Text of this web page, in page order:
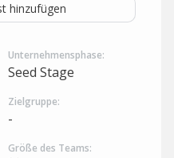
hinzufügen
Unternehmensphase:
Seed Stage
Zielgruppe:
-
Größe des Teams: